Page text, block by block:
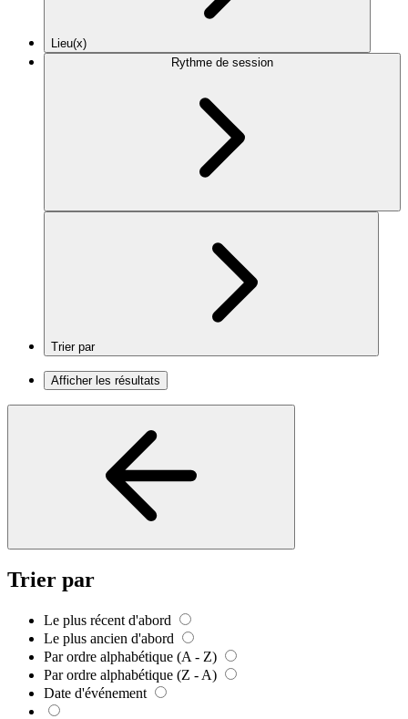
Lieu(x)
Rythme de session
Trier par
Afficher les résultats
Trier par
Le plus récent d'abord
Le plus ancien d'abord
Par ordre alphabétique (A - Z)
Par ordre alphabétique (Z - A)
Date d'événement